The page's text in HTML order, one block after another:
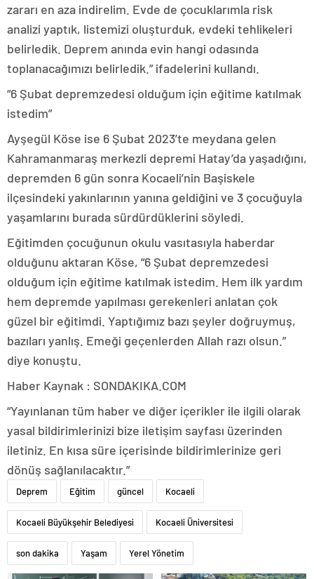
zararı en aza indirelim. Evde de çocuklarımla risk
analizi yaptık, listemizi oluşturduk, evdeki tehlikeleri
belirledik. Deprem anında evin hangi odasında
toplanacağımızı belirledik.” ifadelerini kullandı.
“6 Şubat depremzedesi olduğum için eğitime katılmak
istedim”
Ayşegül Köse ise 6 Şubat 2023’te meydana gelen
Kahramanmaraş merkezli depremi Hatay’da yaşadığını,
depremden 6 gün sonra Kocaeli’nin Başiskele
ilçesindeki yakınlarının yanına geldiğini ve 3 çocuğuyla
yaşamlarını burada sürdürdüklerini söyledi.
Eğitimden çocuğunun okulu vasıtasıyla haberdar
olduğunu aktaran Köse, “6 Şubat depremzedesi
olduğum için eğitime katılmak istedim. Hem ilk yardım
hem depremde yapılması gerekenleri anlatan çok
güzel bir eğitimdi. Yaptığımız bazı şeyler doğruymuş,
bazıları yanlış. Emeği geçenlerden Allah razı olsun.”
diye konuştu.
Haber Kaynak : SONDAKIKA.COM
“Yayınlanan tüm haber ve diğer içerikler ile ilgili olarak
yasal bildirimlerinizi bize iletişim sayfası üzerinden
iletiniz. En kısa süre içerisinde bildirimlerinize geri
dönüş sağlanılacaktır.”
Deprem Eğitim güncel Kocaeli
Kocaeli Büyükşehir Belediyesi Kocaeli Üniversitesi
son dakika Yaşam Yerel Yönetim